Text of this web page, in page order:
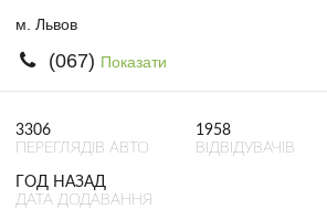
м. Львов
(067) Показати
3306
ПЕРЕГЛЯДІВ АВТО
1958
ВІДВІДУВАЧІВ
ГОД НАЗАД
ДАТА ДОДАВАННЯ